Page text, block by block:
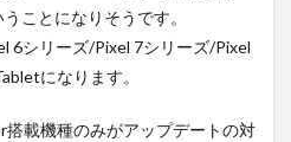
ことになりそうです。
6シリーズ/Pixel 7シリーズ/Pixel
になります。
載機種のみがアップデートの対